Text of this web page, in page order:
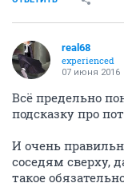
real68
experienced
07 июня 2016
Всё предельно
подсказку про
И очень
соседям сверху,
такое